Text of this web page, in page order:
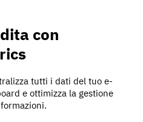
con
tutti i dati del tuo e-
e ottimizza la gestione